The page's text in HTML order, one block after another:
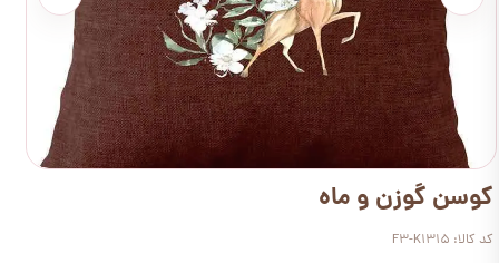
کوسن گوزن و ماه
کد کالا: F3-K1315